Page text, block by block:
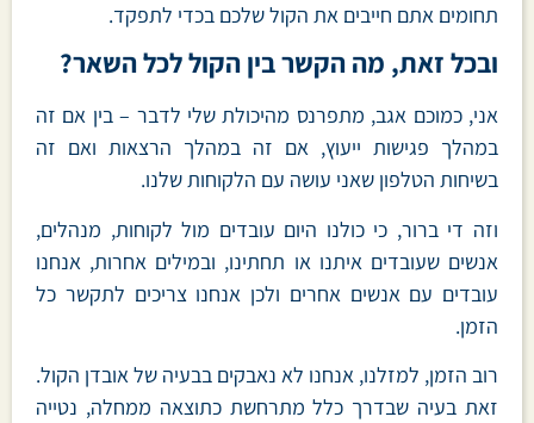
תחומים אתם חייבים את הקול שלכם בכדי לתפקד.
ובכל זאת, מה הקשר בין הקול לכל השאר?
אני, כמוכם אגב, מתפרנס מהיכולת שלי לדבר – בין אם זה
במהלך פגישות ייעוץ, אם זה במהלך הרצאות ואם זה
בשיחות הטלפון שאני עושה עם הלקוחות שלנו.
וזה די ברור, כי כולנו היום עובדים מול לקוחות, מנהלים,
אנשים שעובדים איתנו או תחתינו, ובמילים אחרות, אנחנו
עובדים עם אנשים אחרים ולכן אנחנו צריכים לתקשר כל
הזמן.
רוב הזמן, למזלנו, אנחנו לא נאבקים בבעיה של אובדן הקול.
זאת בעיה שבדרך כלל מתרחשת כתוצאה ממחלה, נטייה